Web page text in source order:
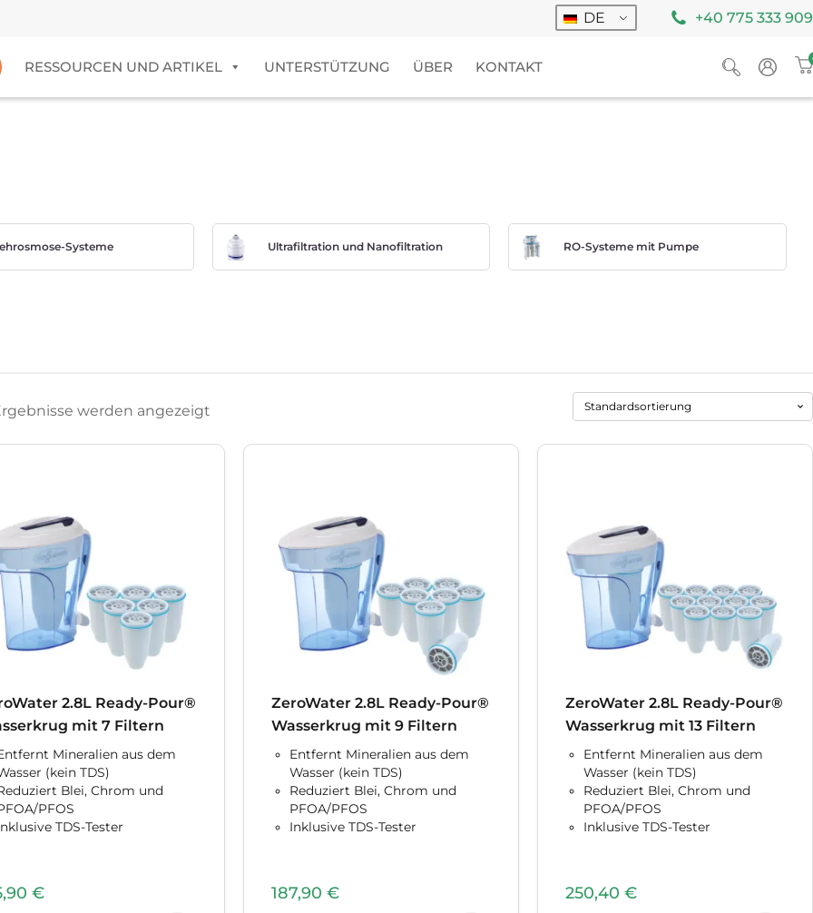
DE +40 775 333 909
RESSOURCEN UND ARTIKEL UNTERSTÜTZUNG ÜBER KONTAKT
Systeme Ultrafiltration und Nanofiltration RO-Systeme mit Pumpe
werden angezeigt
2.8L Ready-Pour®
mit 7 Filtern
Mineralien aus dem
(kein TDS)
Blei, Chrom und
PFOS
TDS-Tester
€
ZeroWater 2.8L Ready-Pour®
Wasserkrug mit 9 Filtern
Entfernt Mineralien aus dem
Wasser (kein TDS)
Reduziert Blei, Chrom und
PFOA/PFOS
Inklusive TDS-Tester
187,90€
ZeroWater 2.8L Ready-Pour®
Wasserkrug mit 13 Filtern
Entfernt Mineralien aus dem
Wasser (kein TDS)
Reduziert Blei, Chrom und
PFOA/PFOS
Inklusive TDS-Tester
250,40€